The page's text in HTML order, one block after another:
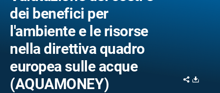
dei benefici per
l'ambiente e le risorse
nella direttiva quadro
europea sulle acque
(AQUAMONEY)
Share